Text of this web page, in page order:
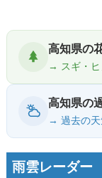
高知県の
→ スギ・ヒ
高知県の
→ 過去の天
雨雲レーダー